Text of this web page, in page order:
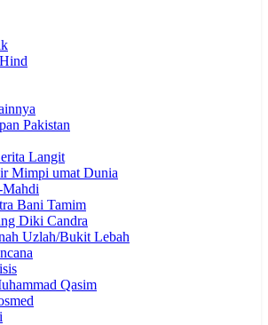
Pakistan
Langit
Mimpi umat Dunia
Bani Tamim
Diki Candra
Uzlah/Bukit Lebah
Qasim